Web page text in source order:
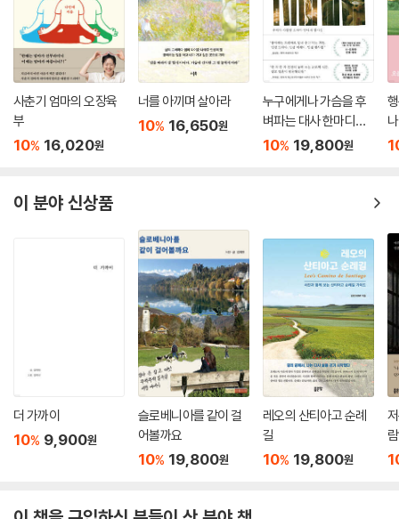
사춘기 엄마의 오장육
부
10% 16,020원
너를 아끼며 살아라
10% 16,650원
누구에게나 가슴을 후
벼파는 대사 한마디가
있다
10% 19,800원
이 분야 신상품
더 가까이
10% 9,900원
슬로베니아를 같이 걸
어볼까요
10% 19,800원
레오의 산티아고 순례
길
10% 19,800원